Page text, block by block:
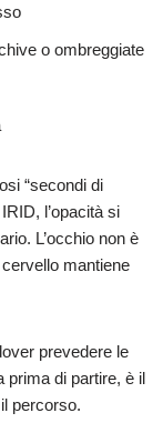
o ombreggiate
“secondi di
l’opacità si
L’occhio non è
mantiene
prevedere le
prima di partire, è il
percorso.